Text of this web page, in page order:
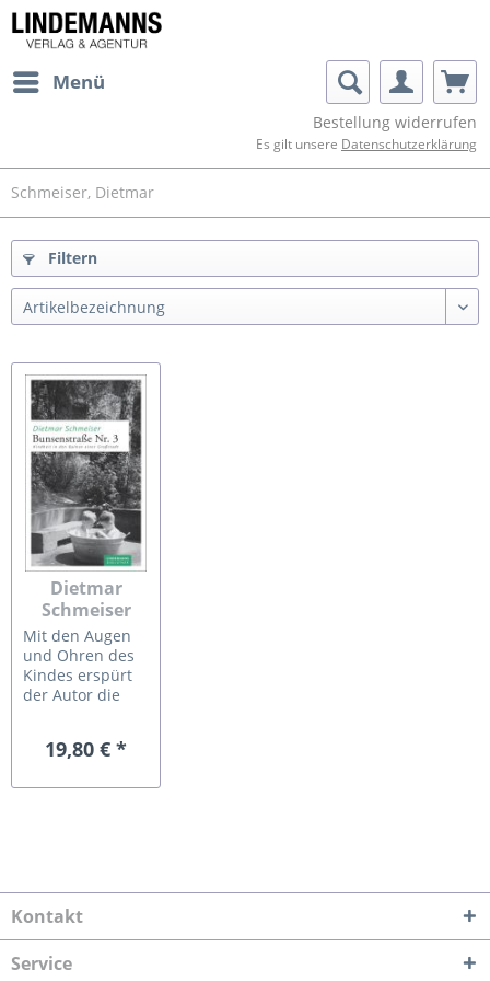
Menü
Bestellung widerrufen
Es gilt unsere Datenschutzerklärung
Schmeiser, Dietmar
Filtern
Dietmar
Schmeiser
Bunsenstraße
Nr. 3
Mit den Augen
und Ohren des
Kindes erspürt
der Autor die
Bunsenstraße
Bewohner
deutschen
Straßen jener
Kapiteln
durchlebt der
19,80 € *
Kontakt
Service